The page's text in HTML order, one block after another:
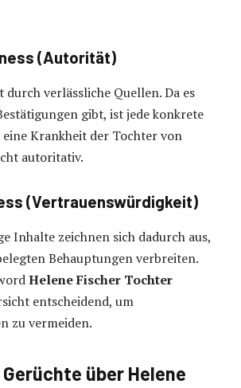
(Autorität)
verlässliche Quellen. Da es
gibt, ist jede konkrete
Krankheit der Tochter von
autoritativ.
(Vertrauenswürdigkeit)
Inhalte zeichnen sich dadurch aus,
Behauptungen verbreiten.
Helene Fischer Tochter
entscheidend, um
zu vermeiden.
über Helene